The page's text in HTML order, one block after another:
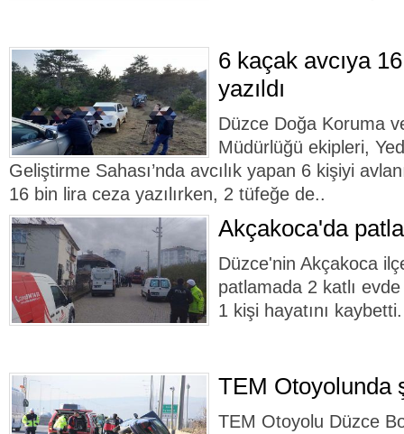
6 kaçak avcıya
yazıldı
Düzce Doğa Koruma
Müdürlüğü ekipleri,
Geliştirme Sahası’nda avcılık yapan 6 kişiyi
16 bin lira ceza yazılırken, 2 tüfeğe de..
Akçakoca'da
Düzce'nin Akçakoca
patlamada 2 katlı
1 kişi hayatını kaybetti.
TEM Otoyolunda
TEM Otoyolu Düzce